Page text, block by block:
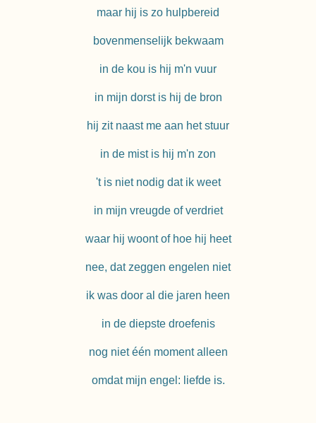
maar hij is zo hulpbereid
bovenmenselijk bekwaam
in de kou is hij m'n vuur
in mijn dorst is hij de bron
hij zit naast me aan het stuur
in de mist is hij m'n zon
't is niet nodig dat ik weet
in mijn vreugde of verdriet
waar hij woont of hoe hij heet
nee, dat zeggen engelen niet
ik was door al die jaren heen
in de diepste droefenis
nog niet één moment alleen
omdat mijn engel: liefde is.